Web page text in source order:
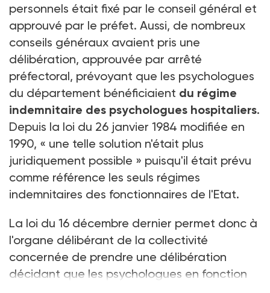
personnels était fixé par le conseil général et
approuvé par le préfet. Aussi, de nombreux
conseils généraux avaient pris une
délibération, approuvée par arrêté
préfectoral, prévoyant que les psychologues
du département bénéficiaient du régime
indemnitaire des psychologues hospitaliers.
Depuis la loi du 26 janvier 1984 modifiée en
1990, « une telle solution n'était plus
juridiquement possible » puisqu'il était prévu
comme référence les seuls régimes
indemnitaires des fonctionnaires de l'Etat.
La loi du 16 décembre dernier permet donc à
l'organe délibérant de la collectivité
concernée de prendre une délibération
décidant que les psychologues en fonction